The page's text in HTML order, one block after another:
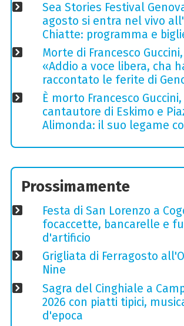
Sea Stories Festival
agosto si entra nel vivo
Chiatte: programma e
Morte di Francesco
«Addio a voce libera, cha
raccontato le ferite di
È morto Francesco
cantautore di Eskimo e
Alimonda: il suo legame
Prossimamente
Festa di San Lorenzo a
focaccette, bancarelle e
d'artificio
Grigliata di Ferragosto
Nine
Sagra del Cinghiale a
2026 con piatti tipici,
d'epoca